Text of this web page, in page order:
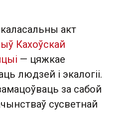
каласальны акт
Кахоўскай
— цяжкае
людзей і экалогіі.
за сабой
сусветнай